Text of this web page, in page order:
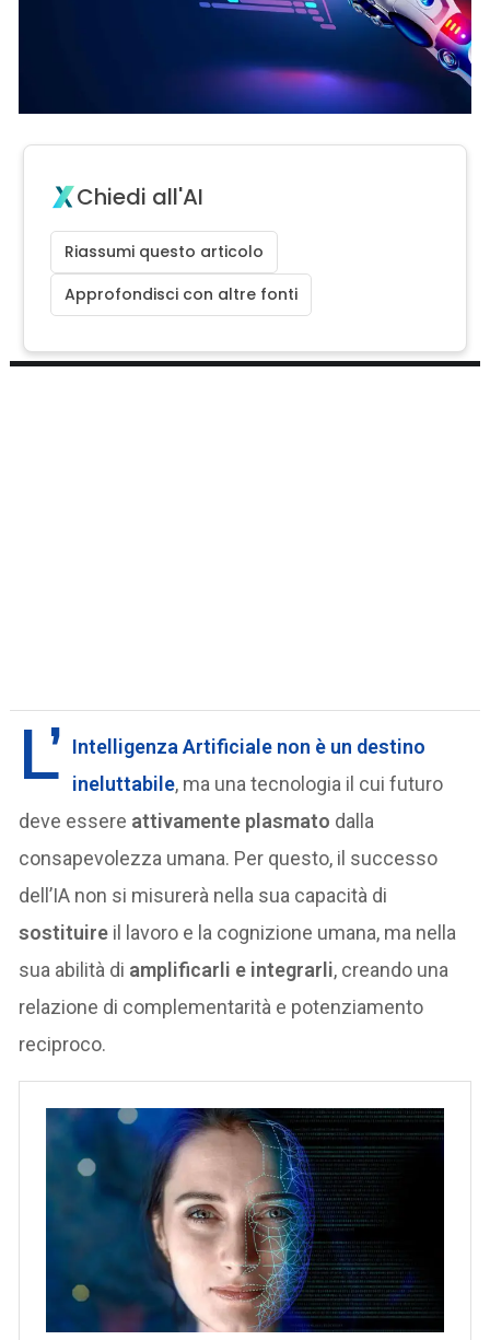
Chiedi all'AI
Riassumi questo articolo
Approfondisci con altre fonti
L’ Intelligenza Artificiale non è un destino
ineluttabile, ma una tecnologia il cui futuro
deve essere attivamente plasmato dalla
consapevolezza umana. Per questo, il successo
dell’IA non si misurerà nella sua capacità di
sostituire il lavoro e la cognizione umana, ma nella
sua abilità di amplificarli e integrarli, creando una
relazione di complementarità e potenziamento
reciproco.